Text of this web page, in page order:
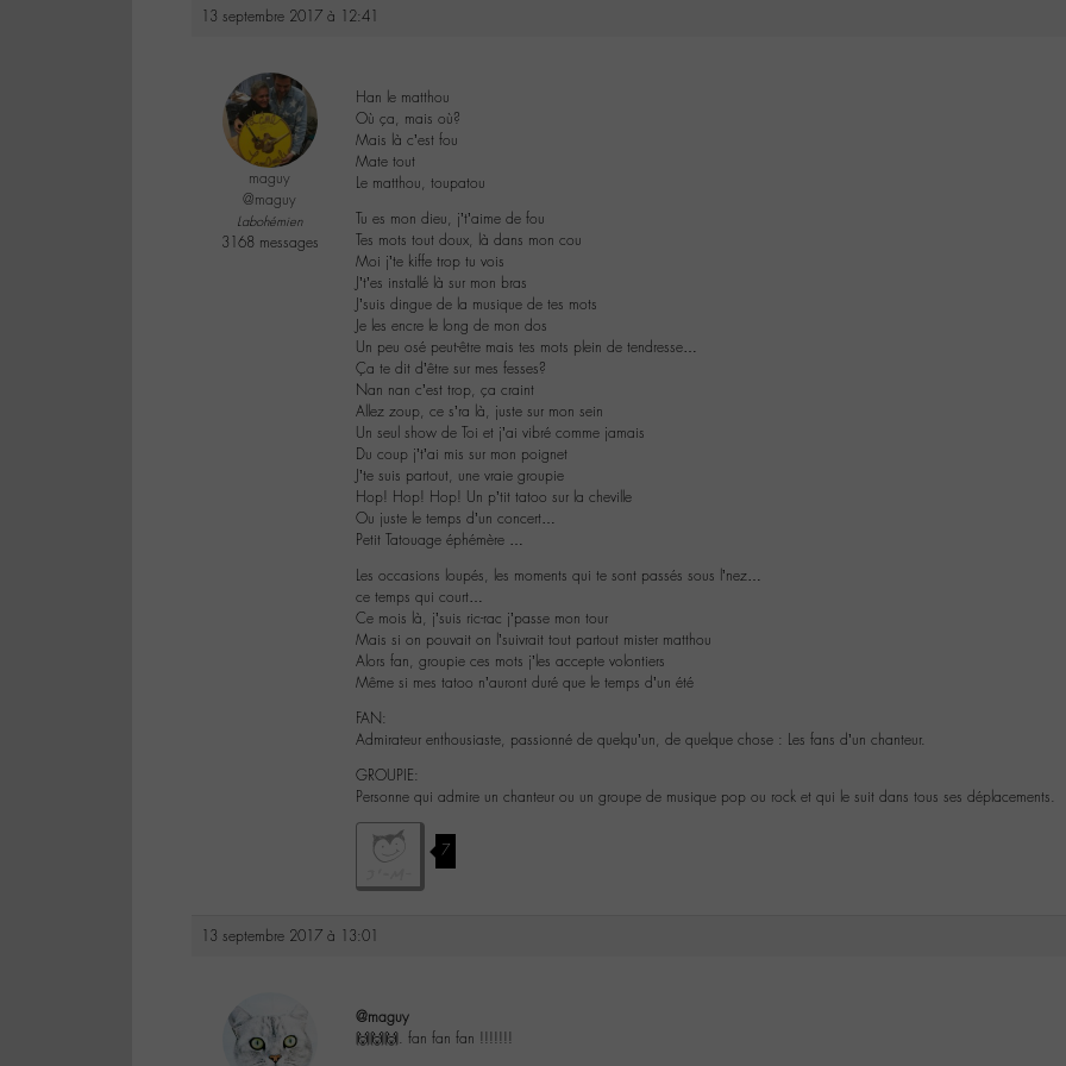
13 septembre 2017 à 12:41
maguy
@maguy
Labohémien
3168 messages
Han le matthou
Où ça, mais où?
Mais là c’est fou
Mate tout
Le matthou, toupatou
Tu es mon dieu, j’t’aime de fou
Tes mots tout doux, là dans mon cou
Moi j’te kiffe trop tu vois
J’t’es installé là sur mon bras
J’suis dingue de la musique de tes mots
Je les encre le long de mon dos
Un peu osé peut-être mais tes mots plein de tendresse…
Ça te dit d’être sur mes fesses?
Nan nan c’est trop, ça craint
Allez zoup, ce s’ra là, juste sur mon sein
Un seul show de Toi et j’ai vibré comme jamais
Du coup j’t’ai mis sur mon poignet
J’te suis partout, une vraie groupie
Hop! Hop! Hop! Un p’tit tatoo sur la cheville
Ou juste le temps d’un concert…
Petit Tatouage éphémère …
Les occasions loupés, les moments qui te sont passés sous l’nez…
ce temps qui court…
Ce mois là, j’suis ric-rac j’passe mon tour
Mais si on pouvait on l’suivrait tout partout mister matthou
Alors fan, groupie ces mots j’les accepte volontiers
Même si mes tatoo n’auront duré que le temps d’un été
FAN:
Admirateur enthousiaste, passionné de quelqu’un, de quelque chose : Les fans d’un chanteur.
GROUPIE:
Personne qui admire un chanteur ou un groupe de musique pop ou rock et qui le suit dans tous ses déplacements.
7
13 septembre 2017 à 13:01
@maguy
🙌🙌🙌. fan fan fan !!!!!!!